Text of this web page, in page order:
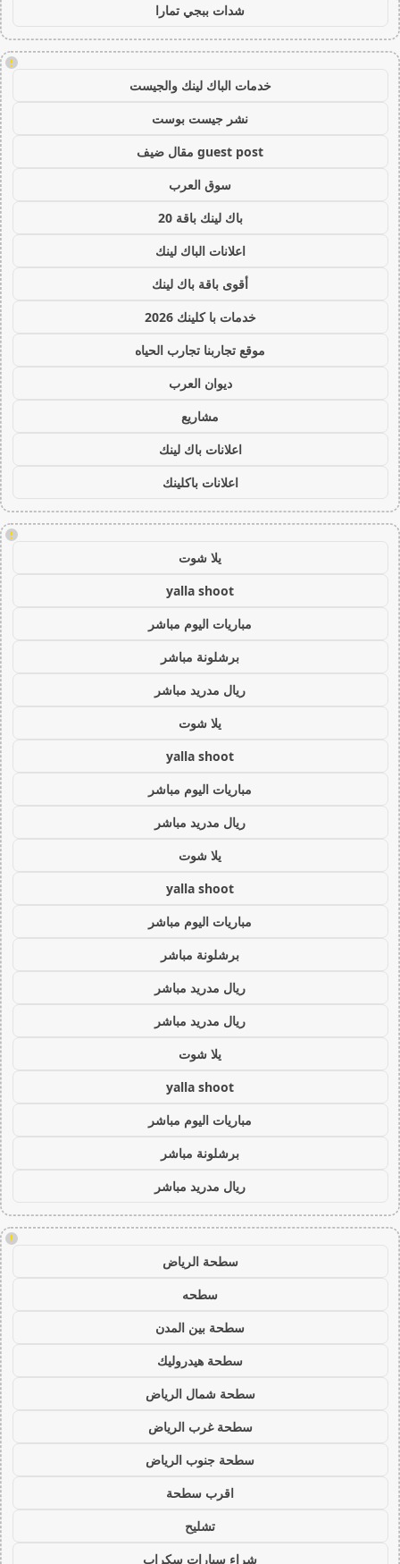
شدات ببجي تمارا
!
خدمات الباك لينك والجيست
نشر جيست بوست
guest post مقال ضيف
سوق العرب
باك لينك باقة 20
اعلانات الباك لينك
أقوى باقة باك لينك
خدمات با كلينك 2026
موقع تجاربنا تجارب الحياه
ديوان العرب
مشاريع
اعلانات باك لينك
اعلانات باكلينك
!
يلا شوت
yalla shoot
مباريات اليوم مباشر
برشلونة مباشر
ريال مدريد مباشر
يلا شوت
yalla shoot
مباريات اليوم مباشر
ريال مدريد مباشر
يلا شوت
yalla shoot
مباريات اليوم مباشر
برشلونة مباشر
ريال مدريد مباشر
ريال مدريد مباشر
يلا شوت
yalla shoot
مباريات اليوم مباشر
برشلونة مباشر
ريال مدريد مباشر
!
سطحة الرياض
سطحه
سطحة بين المدن
سطحة هيدروليك
سطحة شمال الرياض
سطحة غرب الرياض
سطحة جنوب الرياض
اقرب سطحة
تشليح
شراء سيارات سكراب